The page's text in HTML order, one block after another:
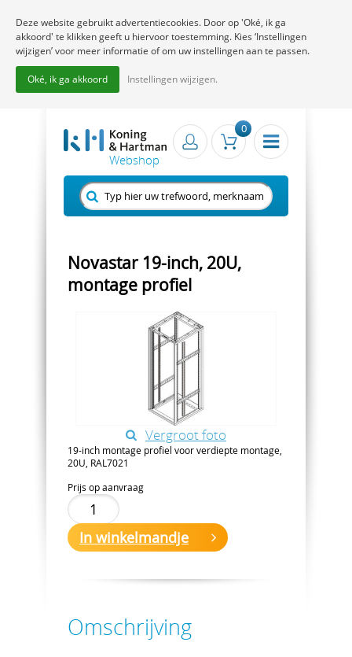
0
Novastar 19-inch, 20U,
montage profiel
Vergroot foto
19-inch montage profiel voor verdiepte montage,
20U, RAL7021
Prijs op aanvraag
In winkelmandje
Omschrijving
Deze website gebruikt advertentiecookies. Door op 'Oké, ik ga
akkoord' te klikken geeft u hiervoor toestemming. Kies ‘Instellingen
wijzigen’ voor meer informatie of om uw instellingen aan te passen.
Oké, ik ga akkoord Instellingen wijzigen.